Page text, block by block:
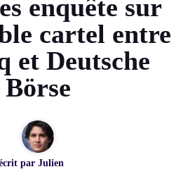
enquête sur
cartel entre
et Deutsche
Börse
par Julien